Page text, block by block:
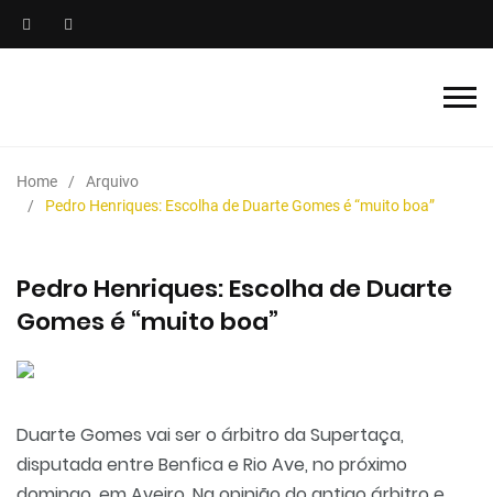
Home
Arquivo
Pedro Henriques: Escolha de Duarte Gomes é “muito boa”
Pedro Henriques: Escolha de Duarte
Gomes é “muito boa”
Duarte Gomes vai ser o árbitro da Supertaça,
disputada entre Benfica e Rio Ave, no próximo